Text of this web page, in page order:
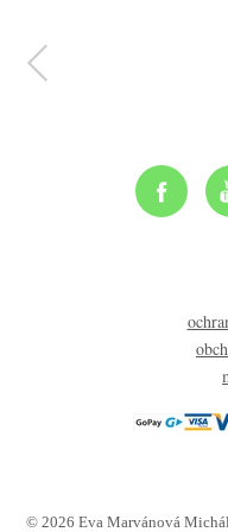
© 2026 Eva Marvánová